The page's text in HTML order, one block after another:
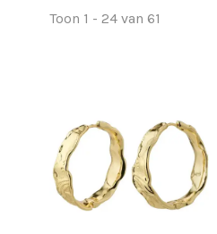
Toon 1 - 24 van 61